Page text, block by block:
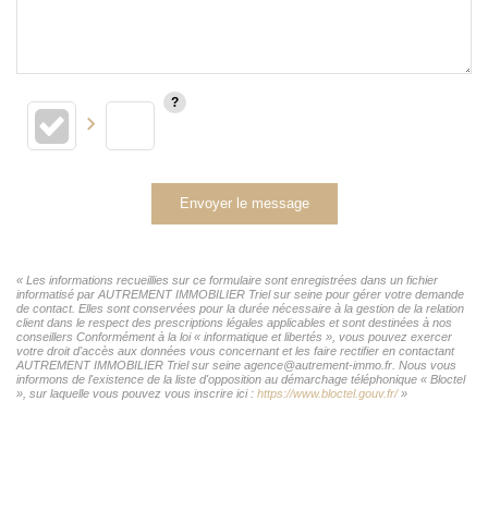
Envoyer le message
« Les informations recueillies sur ce formulaire sont enregistrées dans un fichier
informatisé par AUTREMENT IMMOBILIER Triel sur seine pour gérer votre demande
de contact. Elles sont conservées pour la durée nécessaire à la gestion de la relation
client dans le respect des prescriptions légales applicables et sont destinées à nos
conseillers Conformément à la loi « informatique et libertés », vous pouvez exercer
votre droit d'accès aux données vous concernant et les faire rectifier en contactant
AUTREMENT IMMOBILIER Triel sur seine agence@autrement-immo.fr. Nous vous
informons de l'existence de la liste d'opposition au démarchage téléphonique « Bloctel
», sur laquelle vous pouvez vous inscrire ici : https://www.bloctel.gouv.fr/»